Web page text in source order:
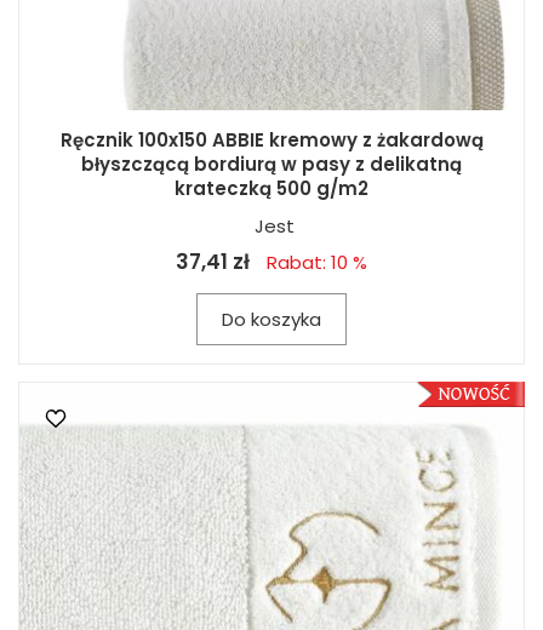
Ręcznik 100x150 ABBIE kremowy z żakardową
błyszczącą bordiurą w pasy z delikatną
krateczką 500 g/m2
Jest
37,41 zł Rabat: 10 %
Do koszyka